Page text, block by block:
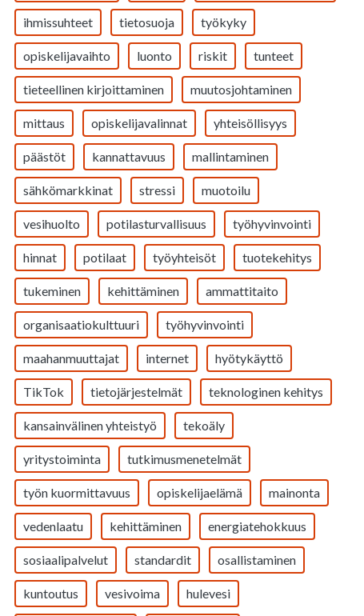
ihmissuhteet tietosuoja työkyky
opiskelijavaihto luonto riskit tunteet
tieteellinen kirjoittaminen muutosjohtaminen
mittaus opiskelijavalinnat yhteisöllisyys
päästöt kannattavuus mallintaminen
sähkömarkkinat stressi muotoilu
vesihuolto potilasturvallisuus työhyvinvointi
hinnat potilaat työyhteisöt tuotekehitys
tukeminen kehittäminen ammattitaito
organisaatiokulttuuri työhyvinvointi
maahanmuuttajat internet hyötykäyttö
TikTok tietojärjestelmät teknologinen kehitys
kansainvälinen yhteistyö tekoäly
yritystoiminta tutkimusmenetelmät
työn kuormittavuus opiskelijaelämä mainonta
vedenlaatu kehittäminen energiatehokkuus
sosiaalipalvelut standardit osallistaminen
kuntoutus vesivoima hulevesi